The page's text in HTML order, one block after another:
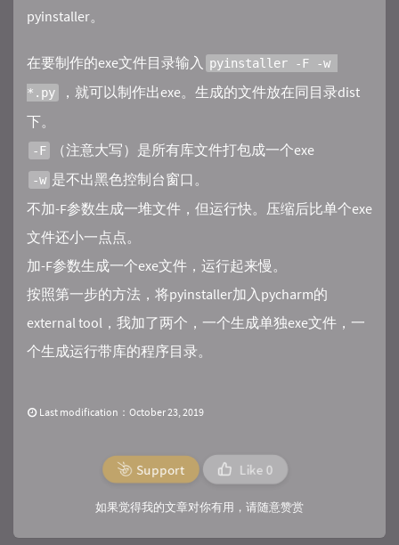
pyinstaller。
在要制作的exe文件目录输入 pyinstaller -F -w
*.py
，就可以制作出exe。生成的文件放在同目录dist
下。
-F （注意大写）是所有库文件打包成一个exe
-w 是不出黑色控制台窗口。
不加-F参数生成一堆文件，但运行快。压缩后比单个exe
文件还小一点点。
加-F参数生成一个exe文件，运行起来慢。
按照第一步的方法，将pyinstaller加入pycharm的
external tool，我加了两个，一个生成单独exe文件，一
个生成运行带库的程序目录。
Last modification：October 23, 2019
Support Like 0
如果觉得我的文章对你有用，请随意赞赏